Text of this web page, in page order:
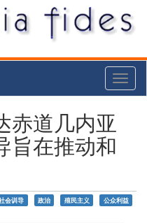
赤道几内亚
旨在推动和
会训导 政治 殖民主义 公众利益